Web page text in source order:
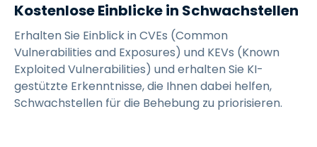
Kostenlose Einblicke in Schwachstellen
Erhalten Sie Einblick in CVEs (Common
Vulnerabilities and Exposures) und KEVs (Known
Exploited Vulnerabilities) und erhalten Sie KI-
gestützte Erkenntnisse, die Ihnen dabei helfen,
Schwachstellen für die Behebung zu priorisieren.